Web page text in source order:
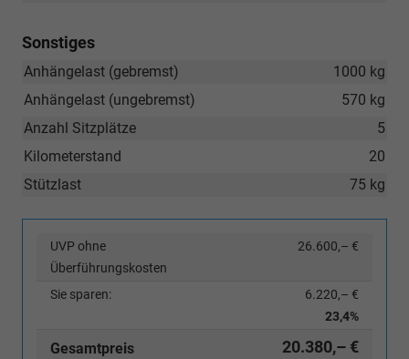
Sonstiges
1000 kg
Anhängelast (gebremst)
570 kg
Anhängelast (ungebremst)
5
Anzahl Sitzplätze
20
Kilometerstand
75 kg
Stützlast
UVP ohne
Überführungskosten
26.600,– €
Sie sparen:
6.220,– €
23,4%
Gesamtpreis 20.380,– €